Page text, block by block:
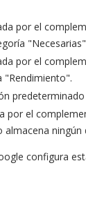
por el
por el
"Rendimiento".
por el
ningún
configura